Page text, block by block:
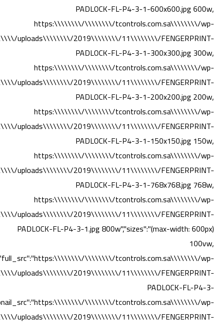
PADLOCK-FL-P4-3-1-600x600.jpg 600w,
https:\\\\\\\\/\\\\\\\\/tcontrols.com.sa\\\\\\\\/wp-
uploads\\\\\\\\/2019\\\\\\\\/11\\\\\\\\/FENGERPRINT-
PADLOCK-FL-P4-3-1-300x300.jpg 300w,
https:\\\\\\\\/\\\\\\\\/tcontrols.com.sa\\\\\\\\/wp-
uploads\\\\\\\\/2019\\\\\\\\/11\\\\\\\\/FENGERPRINT-
PADLOCK-FL-P4-3-1-200x200.jpg 200w,
https:\\\\\\\\/\\\\\\\\/tcontrols.com.sa\\\\\\\\/wp-
uploads\\\\\\\\/2019\\\\\\\\/11\\\\\\\\/FENGERPRINT-
PADLOCK-FL-P4-3-1-150x150.jpg 150w,
https:\\\\\\\\/\\\\\\\\/tcontrols.com.sa\\\\\\\\/wp-
uploads\\\\\\\\/2019\\\\\\\\/11\\\\\\\\/FENGERPRINT-
PADLOCK-FL-P4-3-1-768x768.jpg 768w,
https:\\\\\\\\/\\\\\\\\/tcontrols.com.sa\\\\\\\\/wp-
uploads\\\\\\\\/2019\\\\\\\\/11\\\\\\\\/FENGERPRINT-
PADLOCK-FL-P4-3-1.jpg 800w","sizes":"(max-width: 600px)
100vw,
\\\\\\\\/tcontrols.com.sa\\\\\\\\/wp-
uploads\\\\\\\\/2019\\\\\\\\/11\\\\\\\\/FENGERPRINT-
PADLOCK-FL-P4-3-
\\\\\\\\/tcontrols.com.sa\\\\\\\\/wp-
uploads\\\\\\\\/2019\\\\\\\\/11\\\\\\\\/FENGERPRINT-